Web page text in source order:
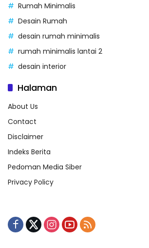
Rumah Minimalis
Desain Rumah
desain rumah minimalis
rumah minimalis lantai 2
desain interior
Halaman
About Us
Contact
Disclaimer
Indeks Berita
Pedoman Media Siber
Privacy Policy